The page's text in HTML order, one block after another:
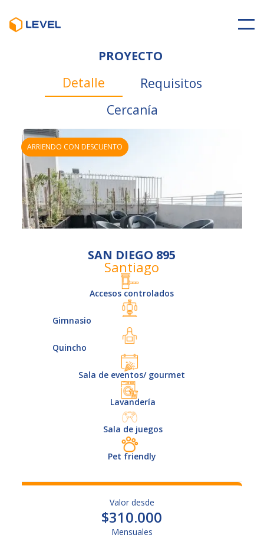
PROYECTO
Detalle
Requisitos
Cercanía
ARRIENDO CON DESCUENTO
SAN DIEGO 895
Santiago
Accesos controlados
Gimnasio
Quincho
Sala de eventos/ gourmet
Lavandería
Sala de juegos
Pet friendly
Valor desde
$310.000
Mensuales